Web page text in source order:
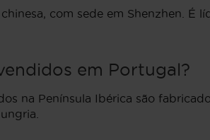
com sede em Shenzhen. É
em Portugal?
na Península Ibérica são